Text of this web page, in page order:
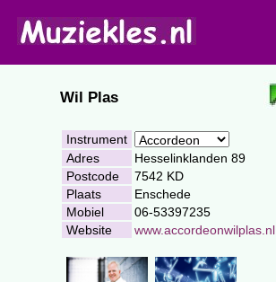
Wil Plas
Instrument
Adres
Hesselinklanden 89
Postcode
7542 KD
Plaats
Enschede
Mobiel
06-53397235
Website
www.accordeonwilplas.nl